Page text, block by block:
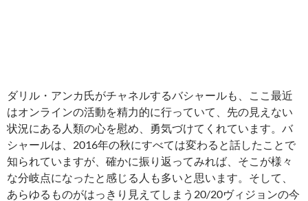
ダリル・アンカ氏がチャネルするバシャールも、ここ最近
はオンラインの活動を精力的に行っていて、先の見えない
状況にある人類の心を慰め、勇気づけてくれています。バ
シャールは、2016年の秋にすべては変わると話したことで
知られていますが、確かに振り返ってみれば、そこが様々
な分岐点になったと感じる人も多いと思います。そして、
あらゆるものがはっきり見えてしまう20/20ヴィジョンの今